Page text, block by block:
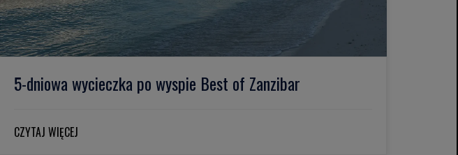
5-dniowa wycieczka po wyspie Best of Zanzibar
CZYTAJ WIĘCEJ